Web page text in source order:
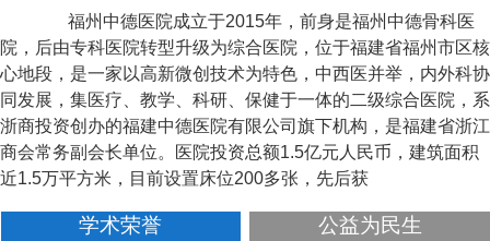
福州中德医院成立于2015年，前身是福州中德骨科医
院，后由专科医院转型升级为综合医院，位于福建省福州市区核
心地段，是一家以高新微创技术为特色，中西医并举，内外科协
同发展，集医疗、教学、科研、保健于一体的二级综合医院，系
浙商投资创办的福建中德医院有限公司旗下机构，是福建省浙江
商会常务副会长单位。医院投资总额1.5亿元人民币，建筑面积
近1.5万平方米，目前设置床位200多张，先后获
学术荣誉 公益为民生